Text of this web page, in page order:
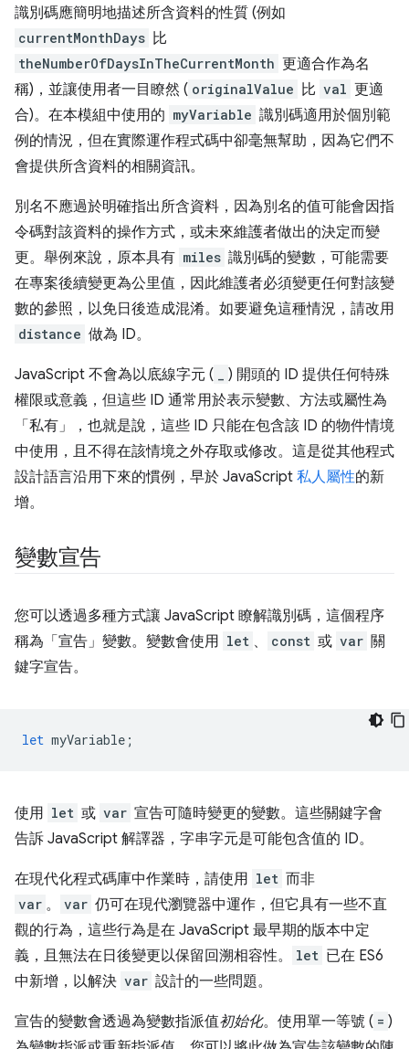
識別碼應簡明地描述所含資料的性質 (例如
currentMonthDays 比
theNumberOfDaysInTheCurrentMonth 更適合作為名
稱)，並讓使用者一目瞭然 ( originalValue 比 val 更適
合)。在本模組中使用的 myVariable 識別碼適用於個別範
例的情況，但在實際運作程式碼中卻毫無幫助，因為它們不
會提供所含資料的相關資訊。
別名不應過於明確指出所含資料，因為別名的值可能會因指
令碼對該資料的操作方式，或未來維護者做出的決定而變
更。舉例來說，原本具有 miles 識別碼的變數，可能需要
在專案後續變更為公里值，因此維護者必須變更任何對該變
數的參照，以免日後造成混淆。如要避免這種情況，請改用
distance 做為 ID。
JavaScript 不會為以底線字元 (
) 開頭的 ID 提供任何特殊
權限或意義，但這些 ID 通常用於表示變數、方法或屬性為
「私有」，也就是說，這些 ID 只能在包含該 ID 的物件情境
中使用，且不得在該情境之外存取或修改。這是從其他程式
設計語言沿用下來的慣例，早於 JavaScript 私人屬性的新
增。
變數宣告
您可以透過多種方式讓 JavaScript 瞭解識別碼，這個程序
稱為「宣告」變數。變數會使用 let 、 const 或 var 關
鍵字宣告。
let myVariable ;
使用 let 或 var 宣告可隨時變更的變數。這些關鍵字會
告訴 JavaScript 解譯器，字串字元是可能包含值的 ID。
在現代化程式碼庫中作業時，請使用 let 而非
var 。 var 仍可在現代瀏覽器中運作，但它具有一些不直
觀的行為，這些行為是在 JavaScript 最早期的版本中定
義，且無法在日後變更以保留回溯相容性。
let 已在 ES6
中新增，以解決 var 設計的一些問題。
宣告的變數會透過為變數指派值初始化。使用單一等號 ( = )